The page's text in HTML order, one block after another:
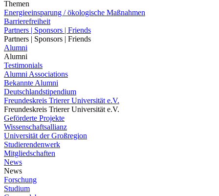
Themen
Energieeinsparung / ökologische Maßnahmen
Barrierefreiheit
Partners | Sponsors | Friends
Partners | Sponsors | Friends
Alumni
Alumni
Testimonials
Alumni Associations
Bekannte Alumni
Deutschlandstipendium
Freundeskreis Trierer Universität e.V.
Freundeskreis Trierer Universität e.V.
Geförderte Projekte
Wissenschaftsallianz
Universität der Großregion
Studierendenwerk
Mitgliedschaften
News
News
Forschung
Studium